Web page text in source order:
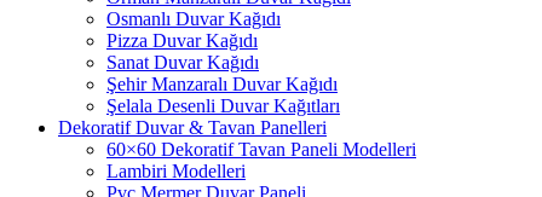
Osmanlı Duvar Kağıdı
Pizza Duvar Kağıdı
Sanat Duvar Kağıdı
Şehir Manzaralı Duvar Kağıdı
Şelala Desenli Duvar Kağıtları
Dekoratif Duvar & Tavan Panelleri
60×60 Dekoratif Tavan Paneli Modelleri
Lambiri Modelleri
Pvc Mermer Duvar Paneli